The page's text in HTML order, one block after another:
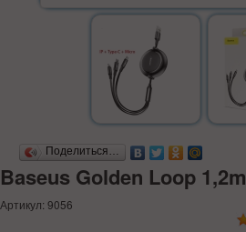
Поделиться…
Baseus Golden Loop 1,2m
Артикул: 9056